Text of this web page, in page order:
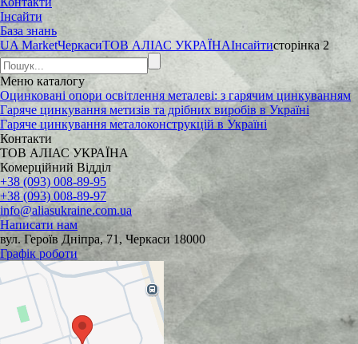
Інсайти
База знань
UA MarketЧеркасиТОВ АЛІАС УКРАЇНАІнсайтисторінка 2
Меню каталогу
Оцинковані опори освітлення металеві: з гарячим цинкуванням
Гаряче цинкування метизів та дрібних виробів в Україні
Гаряче цинкування металоконструкцій в Україні
Контакти
ТОВ АЛІАС УКРАЇНА
Комерційний Відділ
+38 (093) 008-89-95
+38 (093) 008-89-97
info@aliasukraine.com.ua
Написати нам
вул. Героїв Дніпра, 71, Черкаси 18000
Графік роботи